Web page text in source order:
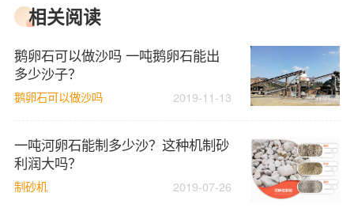
相关阅读
鹅卵石可以做沙吗 一吨鹅卵石能出
多少沙子？
鹅卵石可以做沙吗 2019-11-13
一吨河卵石能制多少沙？这种机制砂
利润大吗？
制砂机 2019-07-26